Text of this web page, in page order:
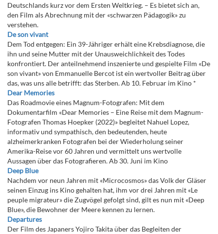
Deutschlands kurz vor dem Ersten Weltkrieg. – Es bietet sich an,
den Film als Abrechnung mit der «schwarzen Pädagogik» zu
verstehen.
De son vivant
Dem Tod entgegen: Ein 39-Jähriger erhält eine Krebsdiagnose, die
ihn und seine Mutter mit der Unausweichlichkeit des Todes
konfrontiert. Der anteilnehmend inszenierte und gespielte Film «De
son vivant» von Emmanuelle Bercot ist ein wertvoller Beitrag über
das, was uns alle betrifft: das Sterben. Ab 10. Februar im Kino *
Dear Memories
Das Roadmovie eines Magnum-Fotografen: Mit dem
Dokumentarfilm «Dear Memories – Eine Reise mit dem Magnum-
Fotografen Thomas Hoepker (2022)» begleitet Nahuel Lopez,
informativ und sympathisch, den bedeutenden, heute
alzheimerkranken Fotografen bei der Wiederholung seiner
Amerika-Reise vor 60 Jahren und vermittelt uns wertvolle
Aussagen über das Fotografieren. Ab 30. Juni im Kino
Deep Blue
Nachdem vor neun Jahren mit «Microcosmos» das Volk der Gläser
seinen Einzug ins Kino gehalten hat, ihm vor drei Jahren mit «Le
peuple migrateur» die Zugvögel gefolgt sind, gilt es nun mit «Deep
Blue», die Bewohner der Meere kennen zu lernen.
Departures
Der Film des Japaners Yojiro Takita über das Begleiten der